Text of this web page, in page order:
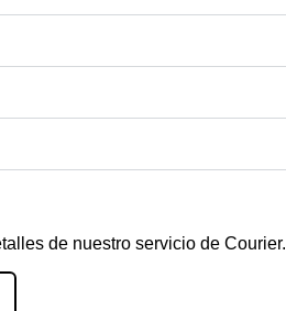
de nuestro servicio de Courier.